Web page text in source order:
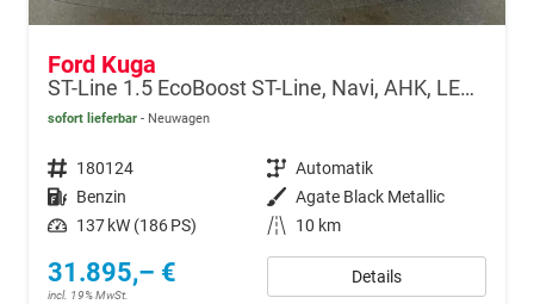
Ford Kuga
ST-Line 1.5 EcoBoost ST-Line, Navi, AHK, LED, Kamera, Winter, FS beheizbar, 5 J.-Garantie
sofort lieferbar Neuwagen
Fahrzeugnr. 180124 Getriebe Automatik
Kraftstoff Benzin Außenfarbe Agate Black Metallic
Leistung 137 kW (186 PS) Kilometerstand 10 km
31.895,– €
incl. 19% MwSt.
Details